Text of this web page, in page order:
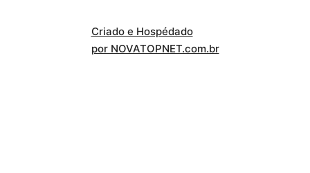
Criado e Hospédado
por NOVATOPNET.com.br